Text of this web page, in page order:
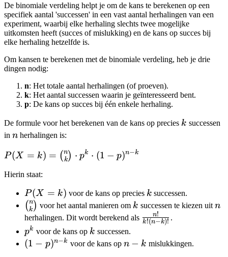
De binomiale verdeling helpt je om de kans te berekenen op een
specifiek aantal 'successen' in een vast aantal herhalingen van een
experiment, waarbij elke herhaling slechts twee mogelijke
uitkomsten heeft (succes of mislukking) en de kans op succes bij
elke herhaling hetzelfde is.
Om kansen te berekenen met de binomiale verdeling, heb je drie
dingen nodig:
n: Het totale aantal herhalingen (of proeven).
k: Het aantal successen waarin je geïnteresseerd bent.
p: De kans op succes bij één enkele herhaling.
De formule voor het berekenen van de kans op precies k
k successen
in n
n herhalingen is:
P(X=k) =
{k} \cdot
p^k \cdot
(1-p)^{n-
P(X = k) = (k
n) ⋅ pk ⋅ (1 − p)n−k
Hierin staat:
P(X=k)
P(X = k) voor de kans op precies k
k successen.
\binom{n}
{k}
(k
n) voor het aantal manieren om k
k successen te kiezen uit n
n
herhalingen. Dit wordt berekend als \frac{n!}
{k!(n-
k)!}
k!(n−k)!
n! .
p^k
pk voor de kans op k
k successen.
(1-
(1 − p)n−k voor de kans op n-
n − k mislukkingen.